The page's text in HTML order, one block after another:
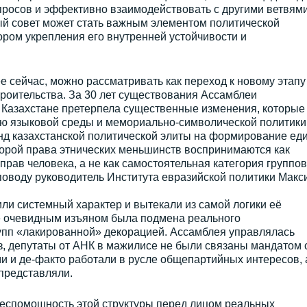
и эффективно взаимодействовать с другими
совет может стать важным элементом политической
укрепления его внутренней устойчивости и
можно рассматривать как переход к новому этапу
За 30 лет существования Ассамблеи
претерпела существенные изменения, которые
языковой среды и мемориально-символической
казахстанской политической элиты на формирование
права этнических меньшинств воспринимаются как
человека, а не как самостоятельная категория
руководитель Института евразийской политики
системный характер и вытекали из самой логики её
очевидным изъяном была подмена реального
«лакированной» декорацией. Ассамблея управлялась
депутаты от АНК в мажилисе не были связаны мандатом
и де-факто работали в русле общепартийных интересов,
этой структуры перед лицом реальных